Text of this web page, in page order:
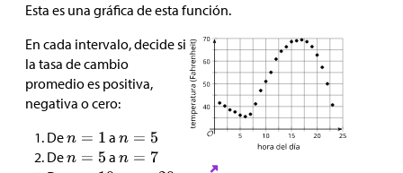
Esta es una gráfica de esta función.
En cada intervalo, decide si
la tasa de cambio
promedio es positiva,
negativa o cero:
De
a
De
a